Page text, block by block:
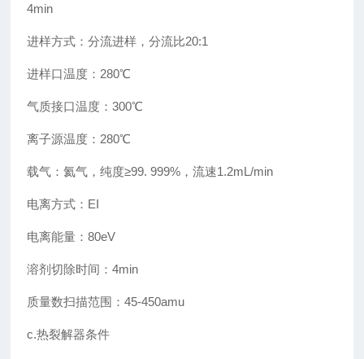
4min
进样方式：分流进样，分流比20:1
进样口温度：280℃
气质接口温度：300℃
离子源温度：280℃
载气：氦气，纯度≥99. 999%，流速1.2mL/min
电离方式：EI
电离能量：80eV
溶剂切除时间：4min
质量数扫描范围：45-450amu
c.热裂解器条件